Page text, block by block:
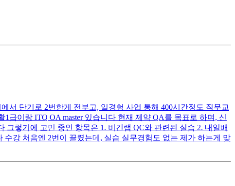
서 단기로 2번한게 전부고, 일경험 사업 통해 400시간정도 직무교
이랑 ITQ OA master 있습니다 현재 제약 QA를 목표로 하며, 신
렇기에 고민 중인 항목은 1. 비긴랩 QC와 관련된 실습 2. 내일배
강 처음엔 2번이 끌렸는데, 실습 실무경험도 없는 제가 하는게 맞